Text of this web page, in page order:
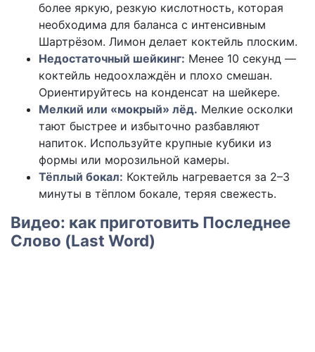
более яркую, резкую кислотность, которая
необходима для баланса с интенсивным
Шартрёзом. Лимон делает коктейль плоским.
Недостаточный шейкинг: Менее 10 секунд —
коктейль недоохлаждён и плохо смешан.
Ориентируйтесь на конденсат на шейкере.
Мелкий или «мокрый» лёд. Мелкие осколки
тают быстрее и избыточно разбавляют
напиток. Используйте крупные кубики из
формы или морозильной камеры.
Тёплый бокал: Коктейль нагревается за 2–3
минуты в тёплом бокале, теряя свежесть.
Видео: как приготовить Последнее
Слово (Last Word)